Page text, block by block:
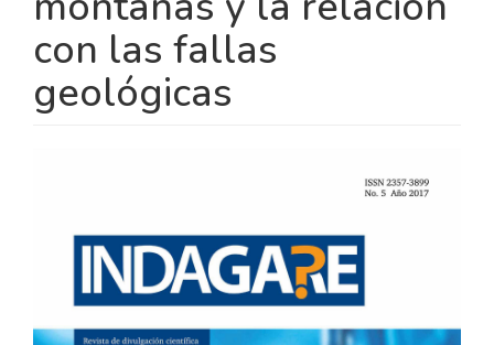
con las fallas
geológicas
ARTÍCULO